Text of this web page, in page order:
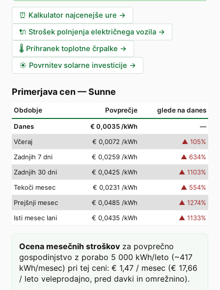
⏰ Kalkulator najcenejše ure →
🔌 Strošek polnjenja električnega vozila →
🌡️ Prihranek toplotne črpalke →
☀️ Povrnitev solarne investicije →
Primerjava cen —Sunne
Obdobje Povprečje glede na danes
Danes € 0,0035 /kWh
—
Včeraj
€ 0,0072 /kWh ▲ 105%
Zadnjih 7 dni
€ 0,0259 /kWh ▲ 634%
Zadnjih 30 dni
€ 0,0425 /kWh ▲ 1103%
Tekoči mesec
€ 0,0231 /kWh ▲ 554%
Prejšnji mesec
€ 0,0485 /kWh ▲ 1274%
Isti mesec lani
€ 0,0435 /kWh ▲ 1133%
Ocena mesečnih stroškov za povprečno
gospodinjstvo z porabo 5 000 kWh/leto (~417
kWh/mesec) pri tej ceni: € 1,47 / mesec (€ 17,66
/ leto veleprodajno, pred davki in omrežnino).